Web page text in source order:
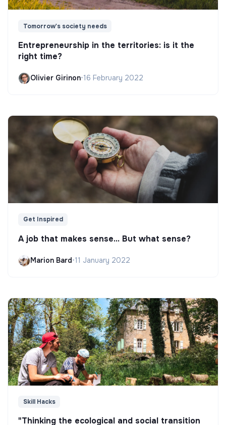
Tomorrow's society needs
Entrepreneurship in the territories: is it the
right time?
Olivier Girinon•16 February 2022
Get Inspired
A job that makes sense... But what sense?
Marion Bard•11 January 2022
Skill Hacks
"Thinking the ecological and social transition